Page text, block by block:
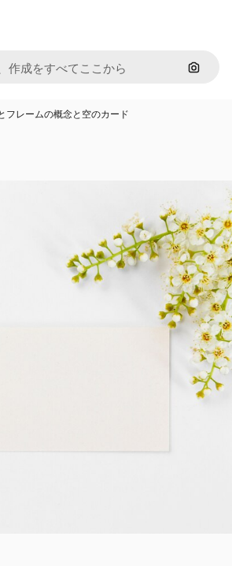
画像で
フレームの概念と空のカード